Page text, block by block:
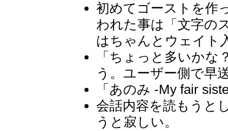
初めてゴーストを作
われた事は「文字の
はちゃんとウェイト
「ちょっと多いか
う。ユーザー側で早
「あのみ -My fair
会話内容を読もうと
うと寂しい。